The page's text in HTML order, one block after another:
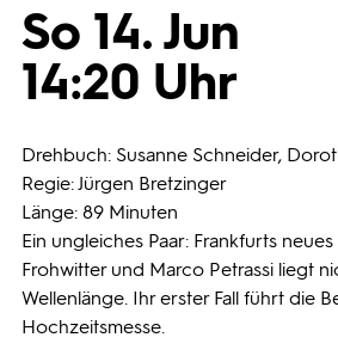
3sat
So 14. Jun
14:20 Uhr
Drehbuch: Susanne Schneider,
Regie: Jürgen Bretzinger
Länge: 89 Minuten
Ein ungleiches Paar: Frankfurts
Frohwitter und Marco Petrassi liegt
Wellenlänge. Ihr erster Fall führt die
Hochzeitsmesse.